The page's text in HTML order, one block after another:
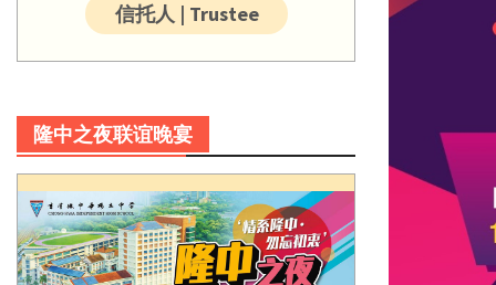
信托人 | Trustee
隆中之夜联谊晚宴